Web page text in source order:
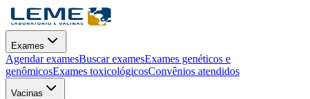
Exames
Agendar examesBuscar examesExames genéticos e
genômicosExames toxicológicosConvênios atendidos
Vacinas